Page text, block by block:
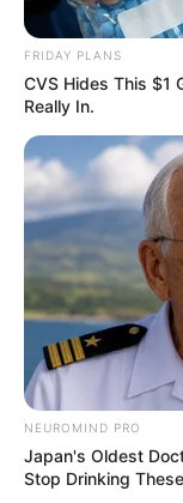
FRIDAY PLANS
CVS Hides This $1
Really In.
NEUROMIND PRO
Japan's Oldest
Stop Drinking